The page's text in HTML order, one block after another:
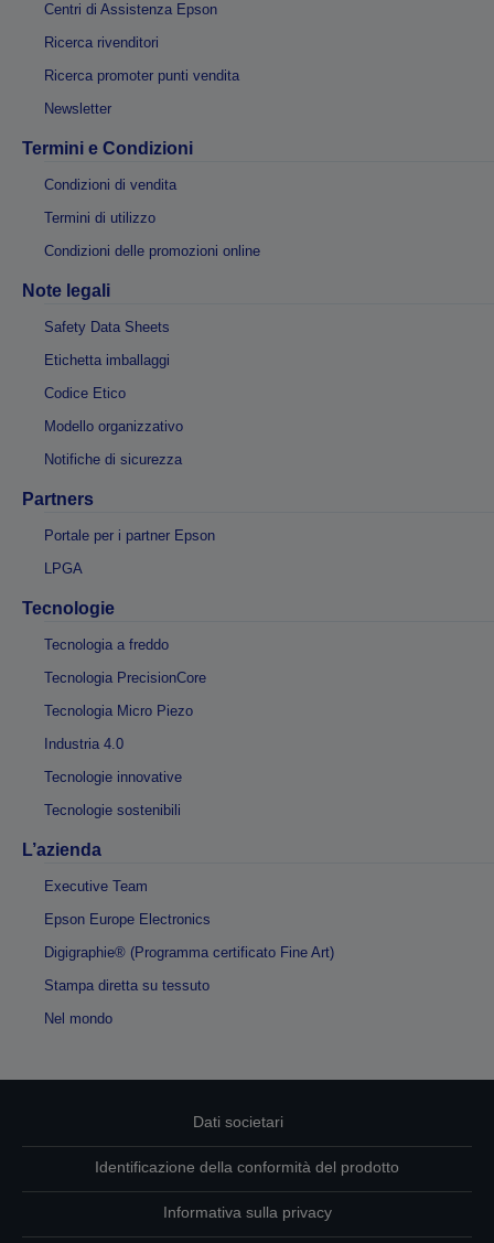
Centri di Assistenza Epson
Ricerca rivenditori
Ricerca promoter punti vendita
Newsletter
Termini e Condizioni
Condizioni di vendita
Termini di utilizzo
Condizioni delle promozioni online
Note legali
Safety Data Sheets
Etichetta imballaggi
Codice Etico
Modello organizzativo
Notifiche di sicurezza
Partners
Portale per i partner Epson
LPGA
Tecnologie
Tecnologia a freddo
Tecnologia PrecisionCore
Tecnologia Micro Piezo
Industria 4.0
Tecnologie innovative
Tecnologie sostenibili
L’azienda
Executive Team
Epson Europe Electronics
Digigraphie® (Programma certificato Fine Art)
Stampa diretta su tessuto
Nel mondo
Dati societari
Identificazione della conformità del prodotto
Informativa sulla privacy